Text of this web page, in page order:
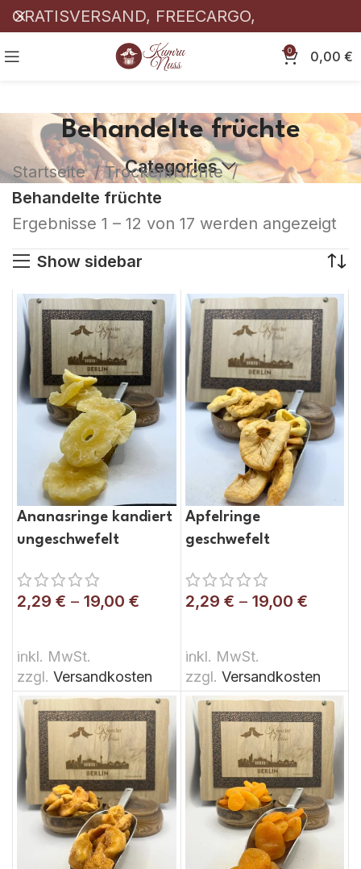
0 0,00 €
Behandelte früchte
Categories
Startseite
Trockenfrüchte
Behandelte früchte
Ergebnisse 1 – 12 von 17 werden angezeigt
Show sidebar
Ananasringe kandiert
ungeschwefelt
2,29 € – 19,00 €
inkl. MwSt.
zzgl. Versandkosten
Apfelringe
geschwefelt
2,29 € – 19,00 €
inkl. MwSt.
zzgl. Versandkosten
GRATISVERSAND, FREECARGO,
KOSTENLOSER! 🎉